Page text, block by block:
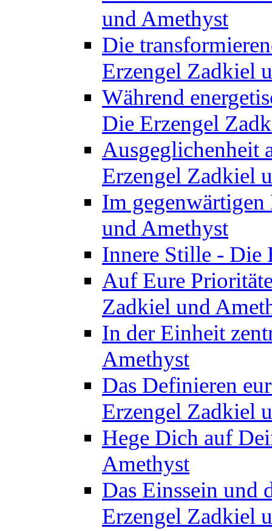
und Amethyst
Die
Erzengel Zadkiel
Während
Die Erzengel
Ausgeglichenheit
Erzengel Zadkiel
Im
und Amethyst
Innere Stille - Die
Auf Eure
Zadkiel und
In der Einheit
Amethyst
Das Definieren
Erzengel Zadkiel
Hege Dich auf
Amethyst
Das Einssein und
Erzengel Zadkiel